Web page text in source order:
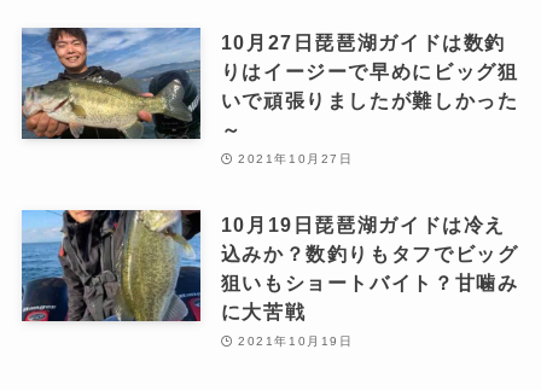
10月27日琵琶湖ガイドは数釣
りはイージーで早めにビッグ狙
いで頑張りましたが難しかった
～
2021年10月27日
10月19日琵琶湖ガイドは冷え
込みか？数釣りもタフでビッグ
狙いもショートバイト？甘噛み
に大苦戦
2021年10月19日